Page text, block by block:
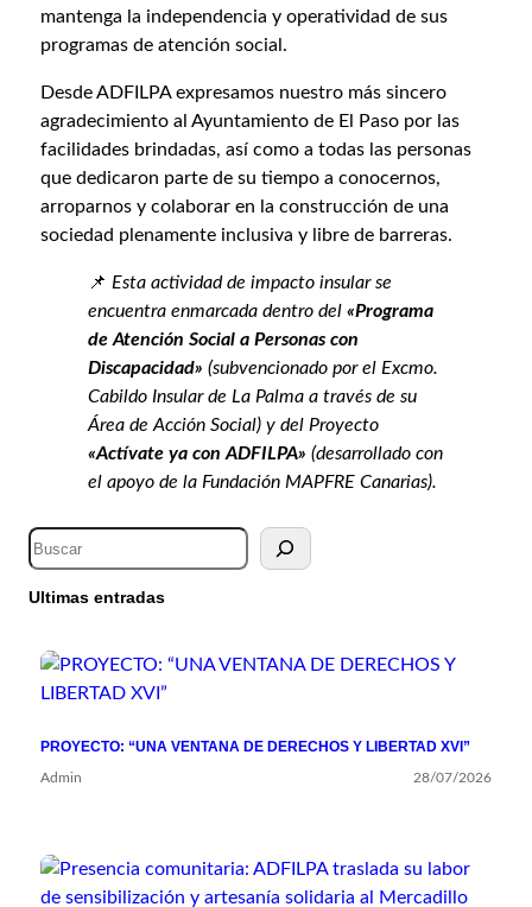
mantenga la independencia y operatividad de sus
programas de atención social.
Desde ADFILPA expresamos nuestro más sincero
agradecimiento al Ayuntamiento de El Paso por las
facilidades brindadas, así como a todas las personas
que dedicaron parte de su tiempo a conocernos,
arroparnos y colaborar en la construcción de una
sociedad plenamente inclusiva y libre de barreras.
📌 Esta actividad de impacto insular se
encuentra enmarcada dentro del «Programa
de Atención Social a Personas con
Discapacidad» (subvencionado por el Excmo.
Cabildo Insular de La Palma a través de su
Área de Acción Social) y del Proyecto
«Actívate ya con ADFILPA» (desarrollado con
el apoyo de la Fundación MAPFRE Canarias).
Ultimas entradas
PROYECTO: “UNA VENTANA DE DERECHOS Y LIBERTAD XVI”
Admin 28/07/2026